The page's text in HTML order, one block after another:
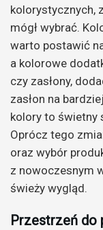
kolorystycznych,
mógł wybrać.
warto postawić
a kolorowe
czy zasłony,
zasłon na
kolory to świetny
Oprócz tego
oraz wybór
z nowoczesnym
świeży wygląd.
Przestrzeń do